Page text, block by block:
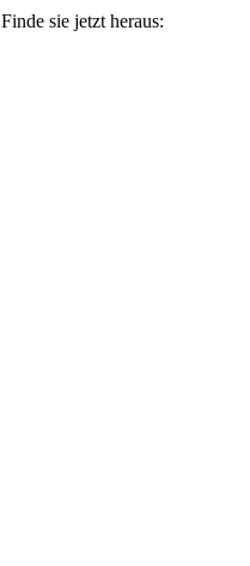
Finde sie jetzt heraus: